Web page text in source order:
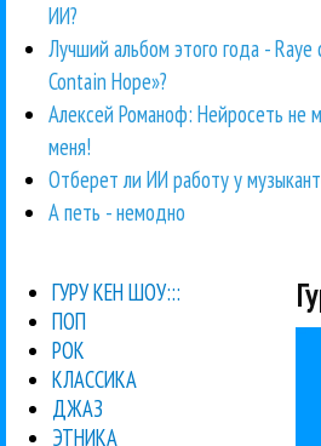
ИИ?
Лучший альбом этого года -
Contain Hope»?
Алексей Романоф: Нейросеть не
меня!
Отберет ли ИИ работу у
А петь - немодно
ГУРУ КЕН ШОУ:::
ПОП
РОК
КЛАССИКА
ДЖАЗ
ЭТНИКА